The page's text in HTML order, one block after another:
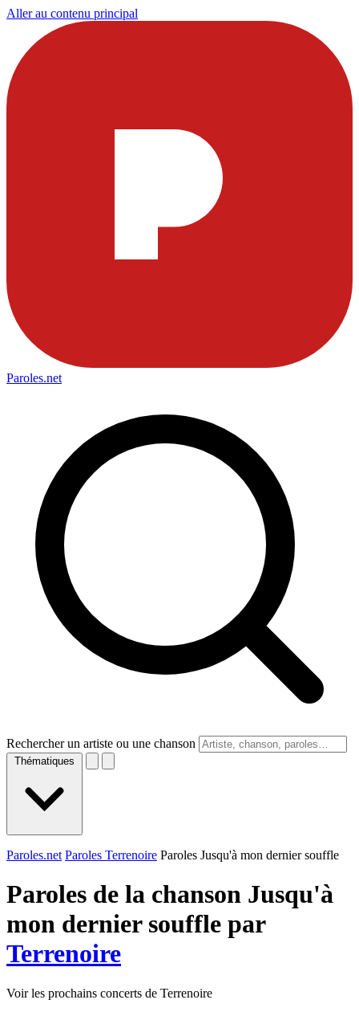
Aller au contenu principal
Paroles.net
Rechercher un artiste ou une chanson
Thématiques
Paroles.net Paroles Terrenoire Paroles Jusqu'à mon dernier souffle
Paroles de la chanson Jusqu'à
mon dernier souffle par
Terrenoire
Voir les prochains concerts de Terrenoire